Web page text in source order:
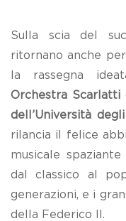
Sulla scia del
ritornano anche
la rassegna
Orchestra Scarlatti
dell’Università
rilancia il felice
musicale
dal classico al
generazioni, e i
della Federico II.